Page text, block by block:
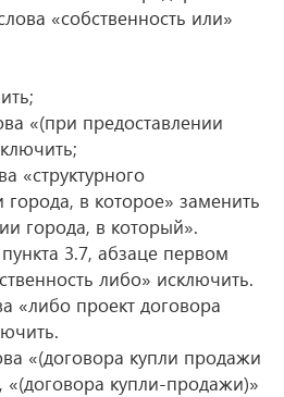
«собственность или»
«(при предоставлении
«структурного
в которое» заменить
города, в который».
3.7, абзаце первом
либо» исключить.
«либо проект договора
«(договора купли продажи
«(договора купли-продажи)»